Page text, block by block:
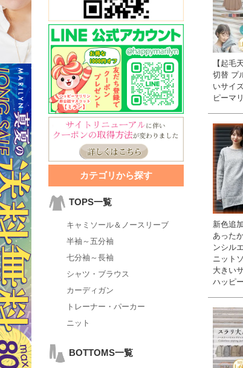
カテゴリから探す
TOPS一覧
キャミソール＆ノースリーブ
半袖～五分袖
七分袖～長袖
シャツ・ブラウス
カーディガン
トレーナー・パーカー
ニット
BOTTOMS一覧
【起毛
切替 プ
いサイ
ピーマ
新色追
あった
ンシル
ニット
大きい
ハッピ